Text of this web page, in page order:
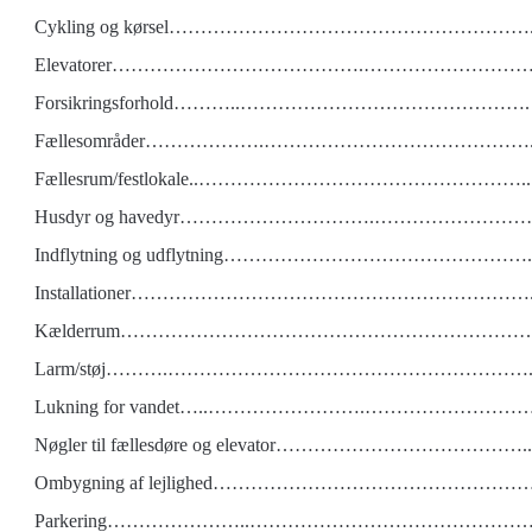
Cykling og
Fællesrum/festlokale..……………………………………………..
Husdyr og
Indflytning og
Installationer……………………………………………………….
Larm/støj……….…………………………………………………..
Lukning for
Nøgler til fællesdøre og elevator…………………………………..
Ombygning af